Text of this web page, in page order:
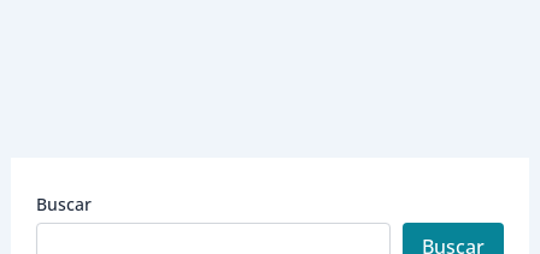
Buscar
Buscar